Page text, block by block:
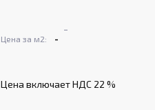
Цена за м2: -
-
Цена включает НДС 22 %